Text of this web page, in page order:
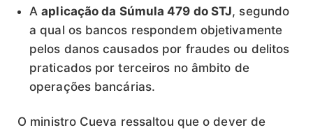
Aaplicação da Súmula 479 do STJ, segundo
a qual os bancos respondem objetivamente
pelos danos causados por fraudes ou delitos
praticados por terceiros no âmbito de
operações bancárias.
O ministro Cueva ressaltou que o dever de